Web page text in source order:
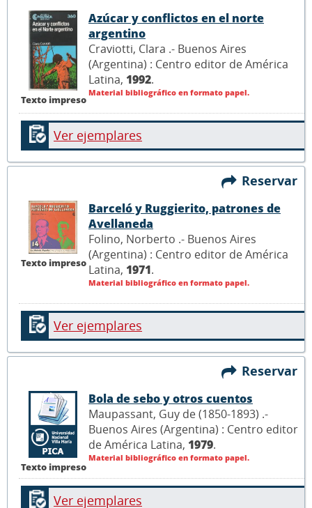
Texto impreso
Azúcar y conflictos en el norte
argentino
Craviotti, Clara .- Buenos Aires
(Argentina) : Centro editor de América
Latina, 1992.
Material bibliográfico en formato papel.
Ver ejemplares
Reservar
Texto impreso
Barceló y Ruggierito, patrones de
Avellaneda
Folino, Norberto .- Buenos Aires
(Argentina) : Centro editor de América
Latina, 1971.
Material bibliográfico en formato papel.
Ver ejemplares
Reservar
Texto impreso
Bola de sebo y otros cuentos
Maupassant, Guy de (1850-1893) .-
Buenos Aires (Argentina) : Centro editor
de América Latina, 1979.
Material bibliográfico en formato papel.
Ver ejemplares